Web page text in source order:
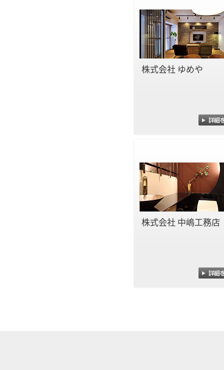
株式会社 ゆめや
株式会社 中嶋工務店